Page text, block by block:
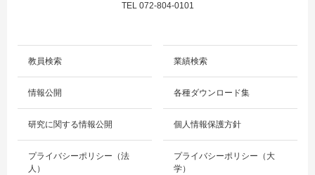
TEL 072-804-0101
教員検索 業績検索
情報公開 各種ダウンロード集
研究に関する情報公開 個人情報保護方針
プライバシーポリシー（法
人）
プライバシーポリシー（大
学）